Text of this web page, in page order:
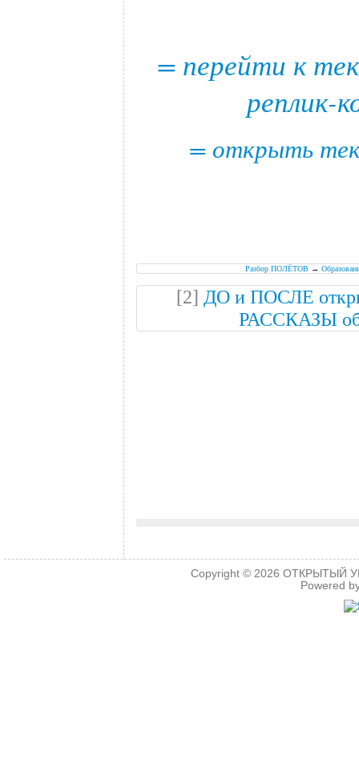
= перейти к
реплик-
= открыть
Разбор ПОЛЁТОВ →
[2] ДО и ПОСЛЕ
РАССКАЗЫ
Copyright © 2026ОТКРЫТЫЙ
Powered